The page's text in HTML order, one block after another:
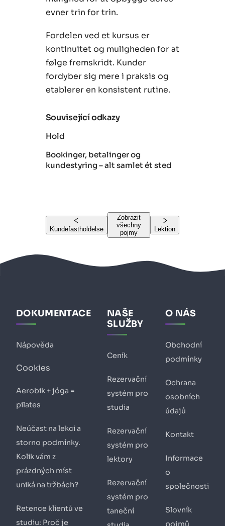
evner trin for trin.
Fordelen ved et kursus er
kontinuitet og muligheden for at
følge fremskridt. Kunder
fordyber sig mere i praksis og
etablerer en konsistent rutine.
Související odkazy
Hold
Bookinger, betalinger og
kundestyring – alt samlet ét sted
Kundefastholdelse
Zobrazit
všechny
pojmy
Lektion
DOKUMENTACE
Nápověda
Cookies
Aerobik + jóga =
pilates
Neúčast na lekci a
storno podmínky.
Kolik vám z
prázdných míst
uniká na tržbách?
Retence klientů ve
studiu: Proč je
NAŠE
SLUŽBY
Ceník
Rezervační
systém pro
studia
Rezervační
systém pro
lektory
Rezervační
systém pro
taneční
O NÁS
Obchodní
podmínky
Ochrana
osobních
údajů
Kontakt
Informace
o
společnosti
Slovník